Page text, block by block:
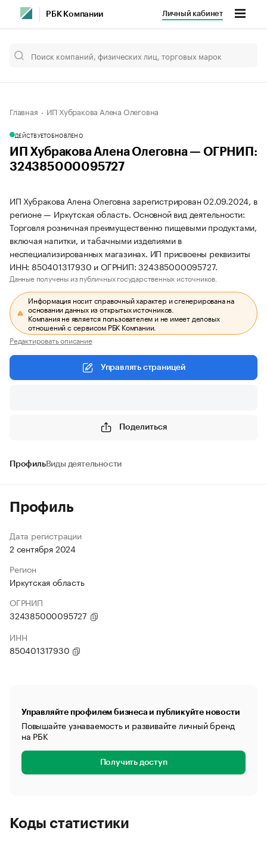
РБК Компании Личный кабинет
Главная ИП Хубракова Алена Олеговна
ДЕЙСТВУЕТОБНОВЛЕНО
ИП Хубракова Алена Олеговна — ОГРНИП:
324385000095727
ИП Хубракова Алена Олеговна зарегистрирован 02.09.2024, в
регионе — Иркутская область. Основной вид деятельности:
Торговля розничная преимущественно пищевыми продуктами,
включая напитки, и табачными изделиями в
неспециализированных магазинах. ИП присвоены реквизиты
ИНН: 850401317930 и ОГРНИП: 324385000095727.
Данные получены из публичных государственных источников.
Информация носит справочный характер и сгенерирована на
основании данных из открытых источников.
Компания не является пользователем и не имеет деловых
отношений с сервисом РБК Компании.
Редактировать описание
Управлять страницей
Поделиться
ПрофильВиды деятельности
Профиль
Дата регистрации
2 сентября 2024
Регион
Иркутская область
ОГРНИП
324385000095727
ИНН
850401317930
Управляйте профилем бизнеса и публикуйте новости
Повышайте узнаваемость и развивайте личный бренд
на РБК
Получить доступ
Коды статистики